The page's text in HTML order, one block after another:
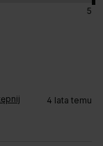
5
4 lata temu